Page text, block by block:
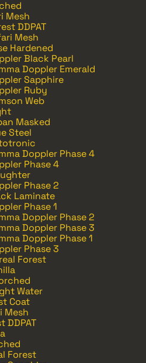
Mesh
DDPAT
Mesh
Hardened
Black Pearl
Doppler Emerald
Sapphire
Ruby
Web
Masked
Steel
Doppler Phase 4
Phase 4
Phase 2
Laminate
Phase 1
Doppler Phase 2
Doppler Phase 3
Doppler Phase 1
Phase 3
Forest
Water
Coat
Mesh
DDPAT
Forest